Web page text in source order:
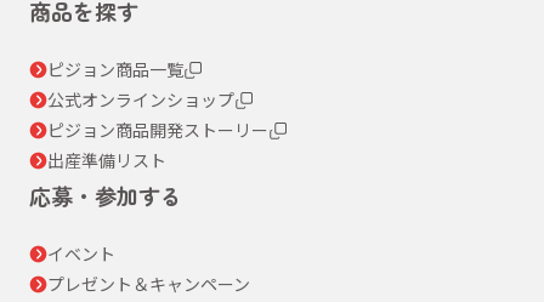
商品を探す
ピジョン商品一覧
公式オンラインショップ
ピジョン商品開発ストーリー
出産準備リスト
応募・参加する
イベント
プレゼント＆キャンペーン